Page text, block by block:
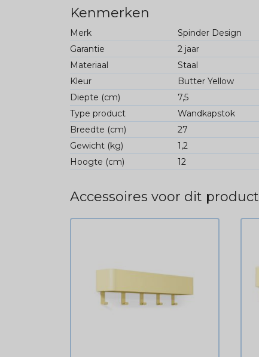
Kenmerken
Merk
Spinder Design
Garantie
2 jaar
Materiaal
Staal
Kleur
Butter Yellow
Diepte (cm)
7,5
Type product
Wandkapstok
Breedte (cm)
27
Gewicht (kg)
1,2
Hoogte (cm)
12
Accessoires voor dit product